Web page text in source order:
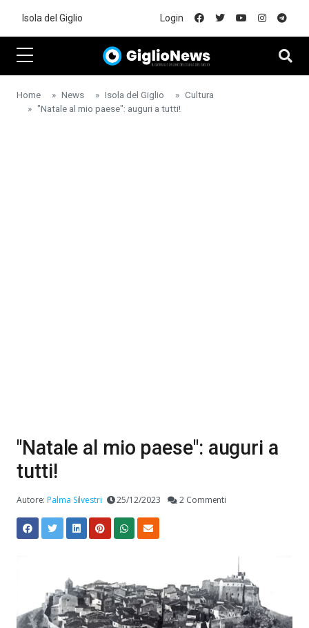
Isola del Giglio Login
Home News Isola del Giglio
Cultura
"Natale al mio paese": auguri a tutti!
"Natale al mio paese": auguri a
tutti!
Autore:Palma Silvestri 25/12/2023 2 Commenti